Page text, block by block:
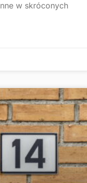
w skróconych